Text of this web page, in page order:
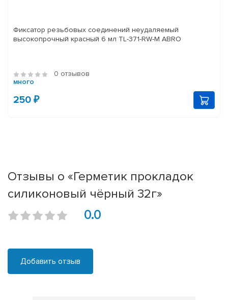
Фиксатор резьбовых соединений неудаляемый
высокопрочный красный 6 мл TL-371-RW-M ABRO
0 отзывов
много
250 ₽
Отзывы о «Герметик прокладок
силиконовый чёрный 32г»
0.0
Добавить отзыв